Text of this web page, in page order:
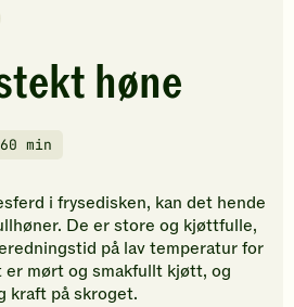
høne
min
i frysedisken, kan det hende
De er store og kjøttfulle,
på lav temperatur for
mørt og smakfullt kjøtt, og
kraft på skroget.